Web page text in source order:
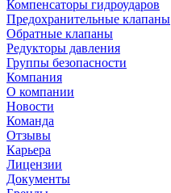
Компенсаторы гидроударов
Предохранительные клапаны
Обратные клапаны
Редукторы давления
Группы безопасности
Компания
О компании
Новости
Команда
Отзывы
Карьера
Лицензии
Документы